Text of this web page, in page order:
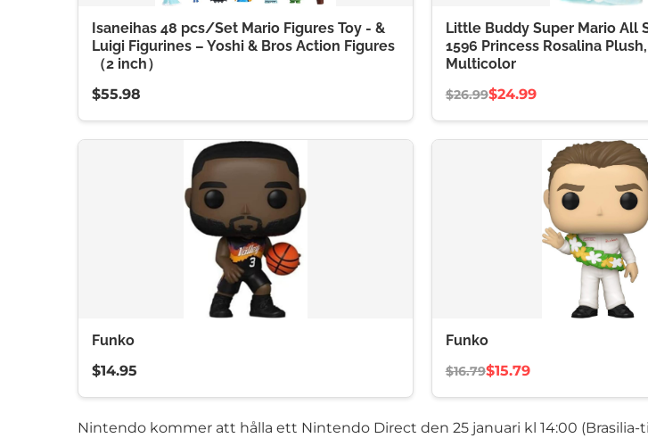
Isaneihas 48 pcs/Set Mario Figures Toy - &
Luigi Figurines – Yoshi & Bros Action Figures
（2 inch）
$55.98
Little Buddy Super Mario All
1596 Princess Rosalina Plush,
Multicolor
$26.99$24.99
Funko
$14.95
Funko
$16.79$15.79
Nintendo kommer att hålla ett Nintendo Direct den 25 januari kl 14:00